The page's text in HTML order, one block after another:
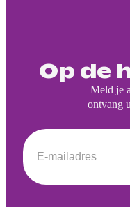
Op de
Meld je
ontvang